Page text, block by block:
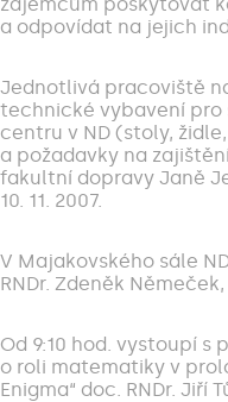
a odpovídat na jejich
Jednotlivá pracoviště
technické vybavení pro
centru v ND (stoly,
a požadavky na
fakultní dopravy Janě
10. 11. 2007.
V Majakovského sále
RNDr. Zdeněk
Od 9:10 hod. vystoupí s
o roli matematiky v
Enigma“ doc. RNDr. Jiří